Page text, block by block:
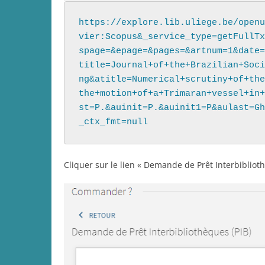
https://explore.lib.uliege.be/openurl/
_ctx_fmt=null
Cliquer sur le lien « Demande de Prêt